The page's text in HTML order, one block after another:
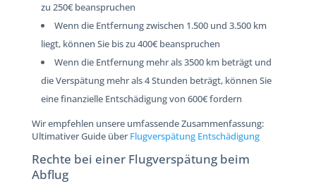
zu 250€ beanspruchen
Wenn die Entfernung zwischen 1.500 und 3.500 km
liegt, können Sie bis zu 400€ beanspruchen
Wenn die Entfernung mehr als 3500 km beträgt und
die Verspätung mehr als 4 Stunden beträgt, können Sie
eine finanzielle Entschädigung von 600€ fordern
Wir empfehlen unsere umfassende Zusammenfassung:
Ultimativer Guide überFlugverspätung Entschädigung
Rechte bei einer Flugverspätung beim
Abflug